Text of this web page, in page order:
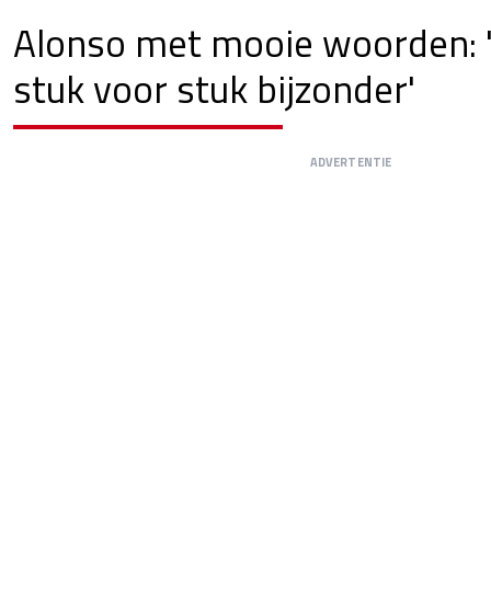
Alonso met mooie woorden:
stuk voor stuk bijzonder'
ADVERTENTIE